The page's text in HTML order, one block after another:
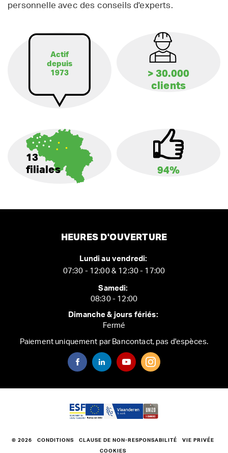
personnelle avec des conseils d'experts.
Actif
depuis
1973
> 30.000
clients
13
filiales
94%
HEURES D'OUVERTURE
Lundi au vendredi:
07:30 - 12:00 & 12:30 - 17:00
Samedi:
08:30 - 12:00
Dimanche & jours fériés:
Fermé
Paiement uniquement par Bancontact, pas d'espèces.
© 2026 CONDITIONS CLAUSE DE NON-RESPONSABILITÉ VIE PRIVÉE
COOKIES